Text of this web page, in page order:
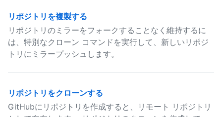
リポジトリを複製する
リポジトリのミラーをフォークすることなく維持するに
は、特別なクローン コマンドを実行して、新しいリポジ
トリにミラープッシュします。
リポジトリをクローンする
GitHubにリポジトリを作成すると、リモート リポジトリ